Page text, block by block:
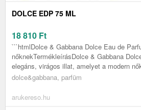
DOLCE EDP 75 ML
18 810 Ft
```htmlDolce & Gabbana Dolce Eau de
nőknekTermékleírásDolce & Gabbana
elegáns, virágos illat, amelyet a modern
dolce&gabbana, parfüm
arukereso.hu